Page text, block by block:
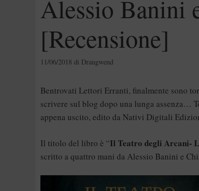
Alessio Banini
[Recensione]
11/06/2018 di Draugwend
Bentrovati Lettori Erranti, finalmente sono
scrivere sul blog dopo una lunga assenza…
appena uscito, edito da Nativi Digitali
Il titolo del libro è “Il Teatro degli Arcani-
scritto a quattro mani da Alessio Banini e